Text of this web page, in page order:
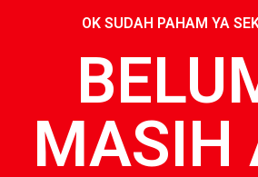
OK SUDAH PAHAM YA
MASIH